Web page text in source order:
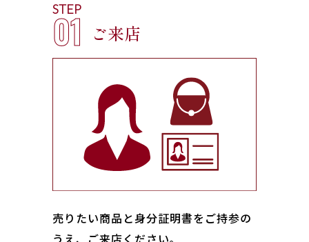
STEP
01 ご来店
売りたい商品と身分証明書をご持参の
うえ、ご来店ください｡